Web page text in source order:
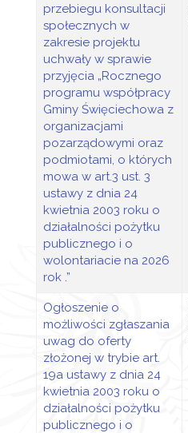
przebiegu konsultacji
społecznych w
zakresie projektu
uchwały w sprawie
przyjęcia „Rocznego
programu współpracy
Gminy Święciechowa z
organizacjami
pozarządowymi oraz
podmiotami, o których
mowa w art.3 ust. 3
ustawy z dnia 24
kwietnia 2003 roku o
działalności pożytku
publicznego i o
wolontariacie na 2026
rok .”
Ogłoszenie o
możliwości zgłaszania
uwag do oferty
złożonej w trybie art.
19a ustawy z dnia 24
kwietnia 2003 roku o
działalności pożytku
publicznego i o